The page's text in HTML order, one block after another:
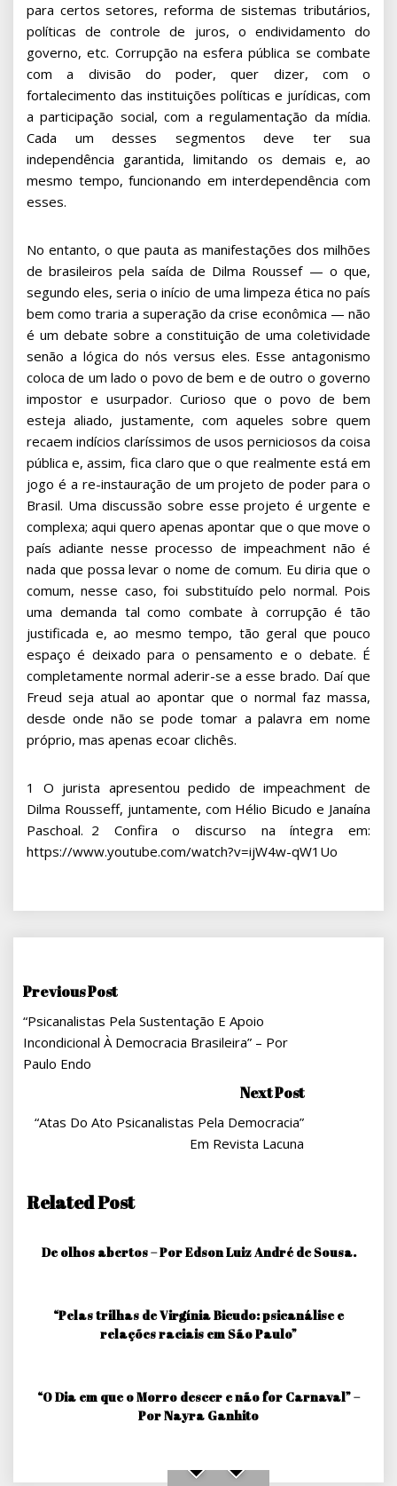
para certos setores, reforma de sistemas tributários,
políticas de controle de juros, o endividamento do
governo, etc. Corrupção na esfera pública se combate
com a divisão do poder, quer dizer, com o
fortalecimento das instituições políticas e jurídicas, com
a participação social, com a regulamentação da mídia.
Cada um desses segmentos deve ter sua
independência garantida, limitando os demais e, ao
mesmo tempo, funcionando em interdependência com
esses.
No entanto, o que pauta as manifestações dos milhões
de brasileiros pela saída de Dilma Roussef — o que,
segundo eles, seria o início de uma limpeza ética no país
bem como traria a superação da crise econômica — não
é um debate sobre a constituição de uma coletividade
senão a lógica do nós versus eles. Esse antagonismo
coloca de um lado o povo de bem e de outro o governo
impostor e usurpador. Curioso que o povo de bem
esteja aliado, justamente, com aqueles sobre quem
recaem indícios claríssimos de usos perniciosos da coisa
pública e, assim, fica claro que o que realmente está em
jogo é a re-instauração de um projeto de poder para o
Brasil. Uma discussão sobre esse projeto é urgente e
complexa; aqui quero apenas apontar que o que move o
país adiante nesse processo de impeachment não é
nada que possa levar o nome de comum. Eu diria que o
comum, nesse caso, foi substituído pelo normal. Pois
uma demanda tal como combate à corrupção é tão
justificada e, ao mesmo tempo, tão geral que pouco
espaço é deixado para o pensamento e o debate. É
completamente normal aderir-se a esse brado. Daí que
Freud seja atual ao apontar que o normal faz massa,
desde onde não se pode tomar a palavra em nome
próprio, mas apenas ecoar clichês.
1 O jurista apresentou pedido de impeachment de
Dilma Rousseff, juntamente, com Hélio Bicudo e Janaína
Paschoal. 2 Confira o discurso na íntegra em:
https://www.youtube.com/watch?v=ijW4w-qW1Uo
Navegação
De
Post
Previous Post
“Psicanalistas Pela Sustentação E Apoio
Incondicional À Democracia Brasileira” – Por
Paulo Endo
Next Post
“Atas Do Ato Psicanalistas Pela Democracia”
Em Revista Lacuna
Related Post
De olhos abertos – Por Edson Luiz André de Sousa.
“Pelas trilhas de Virgínia Bicudo: psicanálise e
relações raciais em São Paulo”
“O Dia em que o Morro descer e não for Carnaval” –
Por Nayra Ganhito